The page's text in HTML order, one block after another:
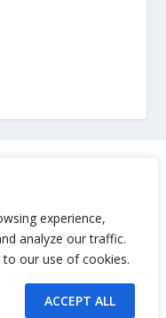
experience,
analyze our traffic.
our use of cookies.
ACCEPT ALL